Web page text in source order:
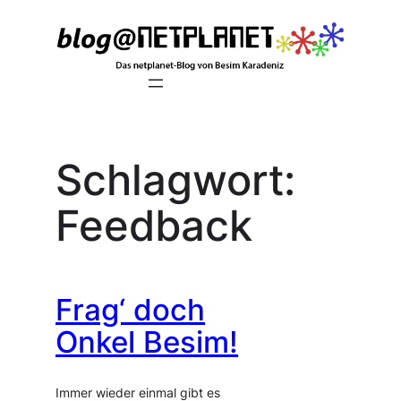
Schlagwort:
Feedback
Frag‘ doch
Onkel Besim!
Immer wieder einmal gibt es